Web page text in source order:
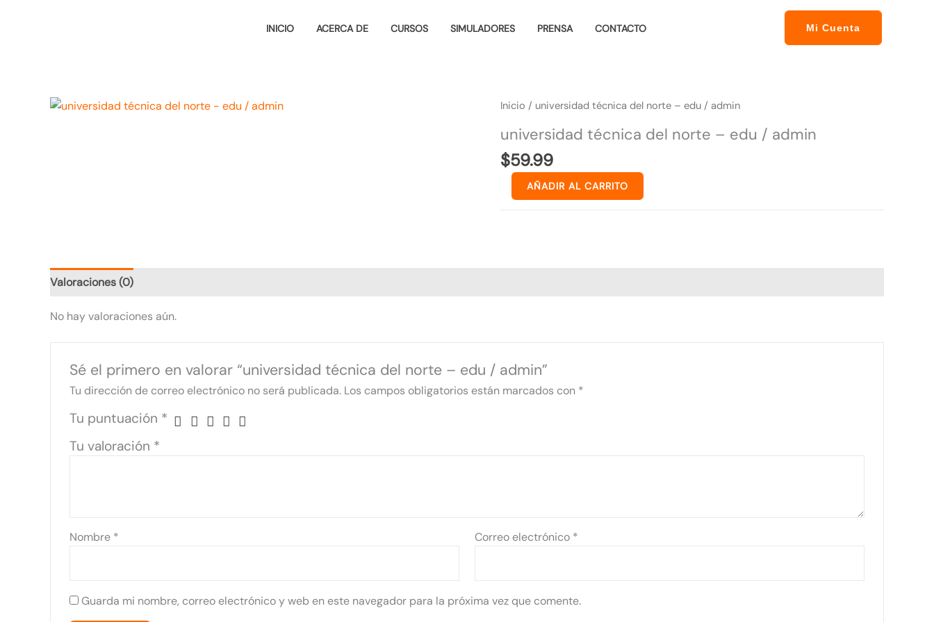
INICIO ACERCA DE CURSOS SIMULADORES PRENSA CONTACTO Mi Cuenta
Inicio / universidad técnica del norte – edu / admin
universidad técnica del norte – edu / admin
$59.99
universidad
del
norte
AÑADIR AL CARRITO
Valoraciones (0)
No hay valoraciones aún.
Sé el primero en valorar “universidad técnica del norte – edu / admin”
Tu dirección de correo electrónico no será publicada. Los campos obligatorios están marcados con *
Tu puntuación *
Tu valoración *
Nombre * Correo electrónico *
Guarda mi nombre, correo electrónico y web en este navegador para la próxima vez que comente.